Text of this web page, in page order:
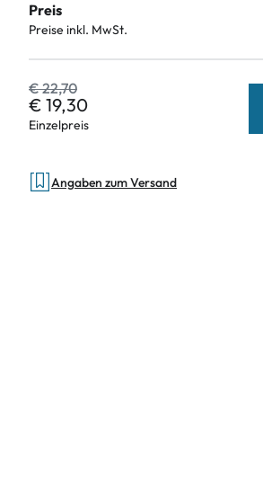
Preis
Preise inkl. MwSt.
€ 22,70
€ 19,30
Einzelpreis
Angaben zum Versand